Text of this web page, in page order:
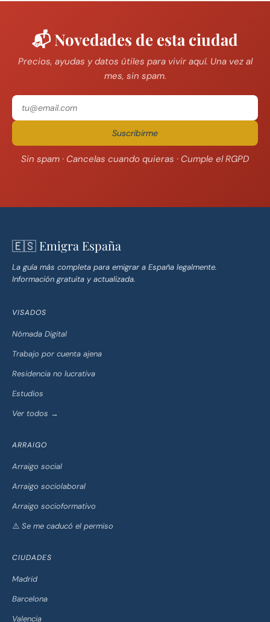
📬 Novedades de esta ciudad
Precios, ayudas y datos útiles para vivir aquí. Una vez al
mes, sin spam.
Suscribirme
Sin spam · Cancelas cuando quieras · Cumple el RGPD
🇪🇸 Emigra España
La guía más completa para emigrar a España legalmente.
Información gratuita y actualizada.
VISADOS
Nómada Digital
Trabajo por cuenta ajena
Residencia no lucrativa
Estudios
Ver todos →
ARRAIGO
Arraigo social
Arraigo sociolaboral
Arraigo socioformativo
⚠️ Se me caducó el permiso
CIUDADES
Madrid
Barcelona
Valencia